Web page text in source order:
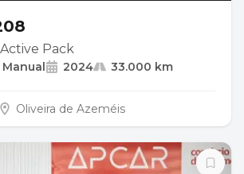
Pack
Manual 2024
33.000 km
Oliveira de Azeméis